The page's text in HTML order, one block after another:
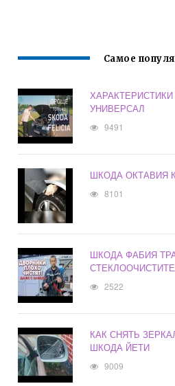
Самое
УНИВЕРСАЛ
9491
ШКОДА ОКТАВИЯ
8101
ШКОДА ФАБИЯ
2522
КАК СНЯТЬ
ШКОДА ЙЕТИ
9009